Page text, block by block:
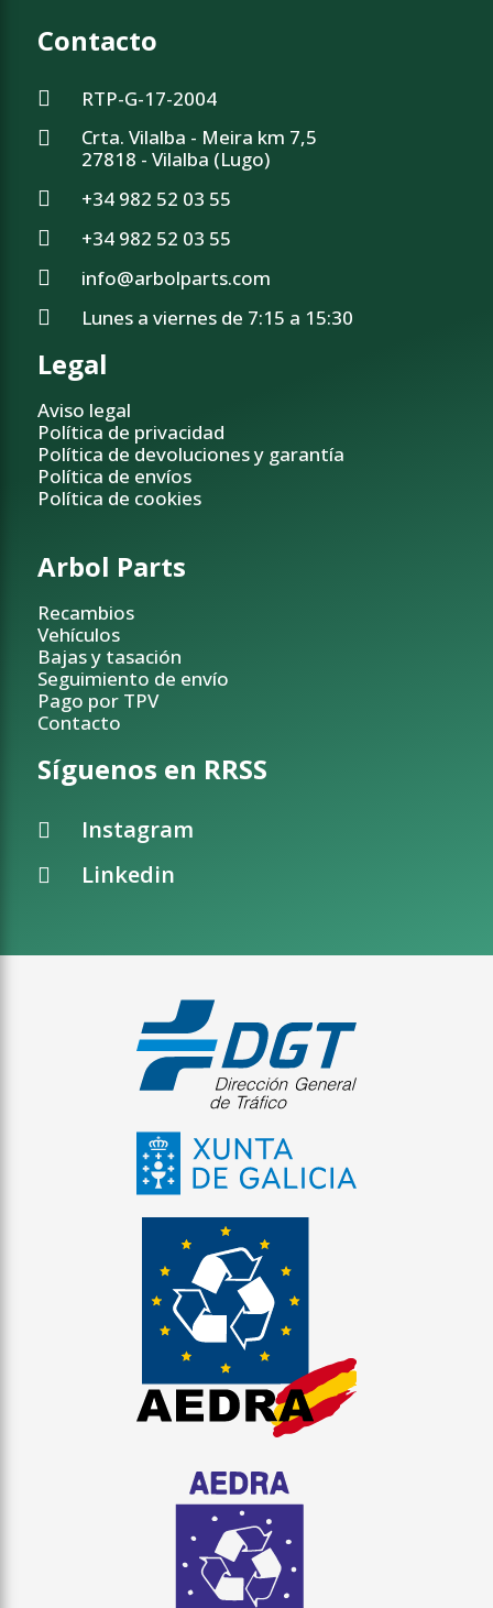
Contacto
RTP-G-17-2004
Crta. Vilalba - Meira km 7,5
27818 - Vilalba (Lugo)
+34 982 52 03 55
+34 982 52 03 55
info@arbolparts.com
Lunes a viernes de 7:15 a 15:30
Legal
Aviso legal
Política de privacidad
Política de devoluciones y garantía
Política de envíos
Política de cookies
Arbol Parts
Recambios
Vehículos
Bajas y tasación
Seguimiento de envío
Pago por TPV
Contacto
Síguenos en RRSS
Instagram
Linkedin